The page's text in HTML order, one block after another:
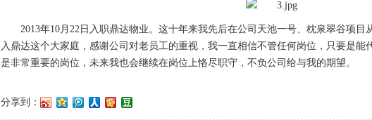
2013年10月22日入职鼎达物业。这十年来我先后在公司天池一号、枕泉翠谷项目
入鼎达这个大家庭，感谢公司对老员工的重视，我一直相信不管任何岗位，只要是能
是非常重要的岗位，未来我也会继续在岗位上恪尽职守，不负公司给与我的期望。
分享到：